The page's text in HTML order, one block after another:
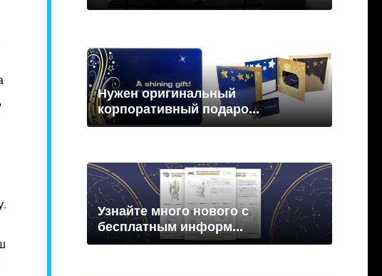
Нужен оригинальный
корпоративный подаро...
Узнайте много нового с
бесплатным информ...